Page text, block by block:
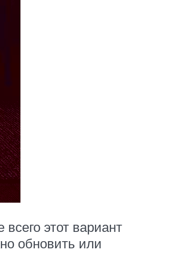
этот вариант
обновить или